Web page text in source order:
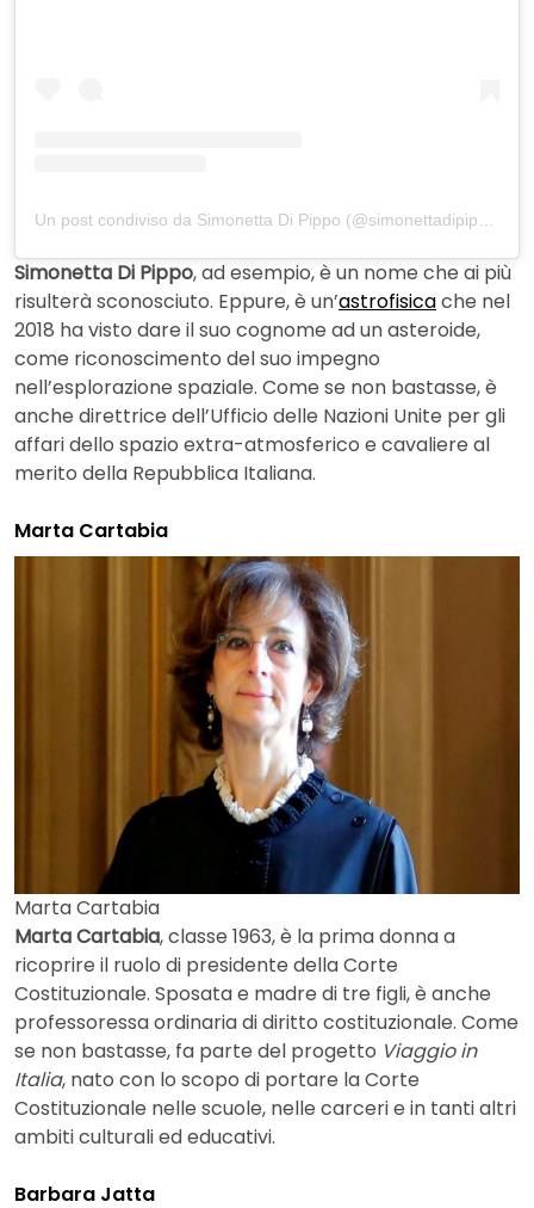
Simonetta Di Pippo, ad esempio, è un nome che ai più
risulterà sconosciuto. Eppure, è un’astrofisicache nel
2018 ha visto dare il suo cognome ad un asteroide,
come riconoscimento del suo impegno
nell’esplorazione spaziale. Come se non bastasse, è
anche direttrice dell’Ufficio delle Nazioni Unite per gli
affari dello spazio extra-atmosferico e cavaliere al
merito della Repubblica Italiana.
Marta Cartabia
Marta Cartabia
Marta Cartabia, classe 1963, è la prima donna a
ricoprire il ruolo di presidente della Corte
Costituzionale. Sposata e madre di tre figli, è anche
professoressa ordinaria di diritto costituzionale. Come
se non bastasse, fa parte del progetto Viaggio in
Italia, nato con lo scopo di portare la Corte
Costituzionale nelle scuole, nelle carceri e in tanti altri
ambiti culturali ed educativi.
Barbara Jatta